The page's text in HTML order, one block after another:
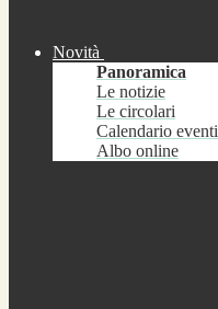
Novità
Panoramica
Le notizie
Le circolari
Calendario eventi
Albo online